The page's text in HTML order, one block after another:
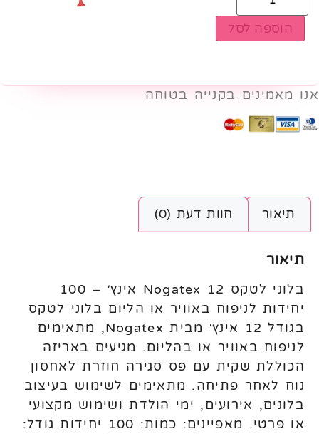
הוספה לסל
אנו מאמינים בקנייה בטוחה
תיאור חוות דעת (0)
תיאור
בלוני לטקס Nogatex 12 אינץ׳ – 100
יחידות לניפוח באוויר או הליום בלוני לטקס
בגודל 12 אינץ׳ מבית Nogatex, מתאימים
לניפוח באוויר או בהליום. מגיעים באריזה
הכוללת שקית עם פס סגירה חוזרת לאחסון
נוח לאחר פתיחה. מתאימים לשימוש בעיצוב
בלונים, אירועים, ימי הולדת ושימוש מקצועי
או פרטי. מאפיינים: כמות: 100 יחידות גודל: